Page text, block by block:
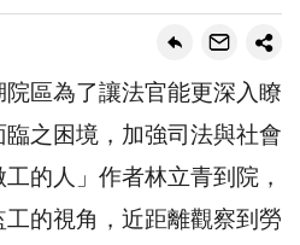
區為了讓法官能更深入瞭
之困境，加強司法與社會
的人」作者林立青到院，
的視角，近距離觀察到勞